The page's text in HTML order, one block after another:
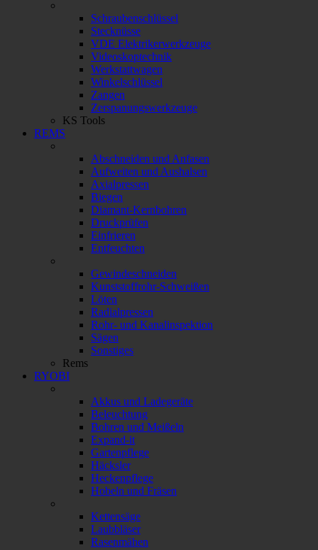
Schraubenschlüssel
Stecknüsse
VDE Elektrikerwerkzeuge
Videoskoptechnik
Werkstattwagen
Winkelschlüssel
Zangen
Zerspanungswerkzeuge
KS Tools
REMS
Abschneiden und Anfasen
Aufweiten und Aushalsen
Axialpressen
Biegen
Diamant-Kernbohren
Druckprüfen
Einfrieren
Entfeuchten
Gewindeschneiden
Kunststoffrohr-Schweißen
Löten
Radialpressen
Rohr- und Kanalinspektion
Sägen
Sonstiges
Rems
RYOBI
Akkus und Ladegeräte
Beleuchtung
Bohren und Meißeln
Expand-it
Gartenpflege
Häcksler
Heckenpflege
Hobeln und Fräsen
Kettensäge
Laubbläser
Rasenmähen